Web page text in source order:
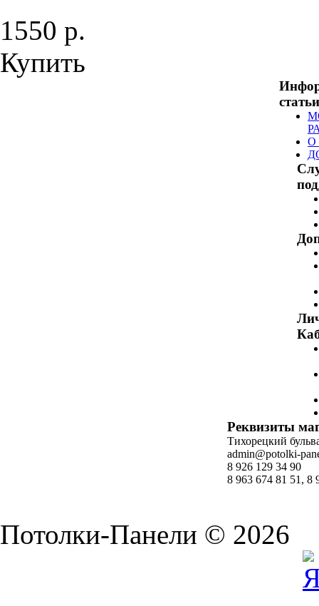
1550 р.
Купить
статьи
О
Реквизиты
Тихорецкий
admin@potolki-
8 926 129 34 90
8 963 674 81 51, 8
Потолки-Панели © 2026